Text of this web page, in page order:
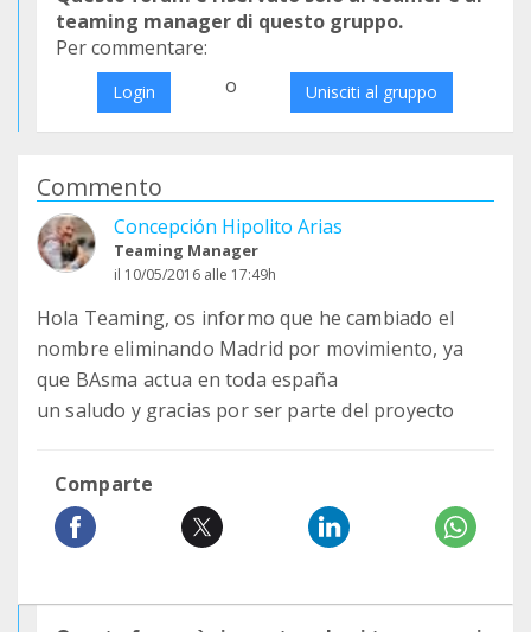
teaming manager di questo gruppo.
Per commentare:
Login o Unisciti al gruppo
Commento
Concepción Hipolito Arias
Teaming Manager
il 10/05/2016 alle 17:49h
Hola Teaming, os informo que he cambiado el
nombre eliminando Madrid por movimiento, ya
que BAsma actua en toda españa
un saludo y gracias por ser parte del proyecto
Comparte